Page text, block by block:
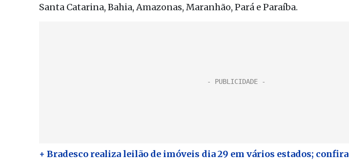
Santa Catarina, Bahia, Amazonas, Maranhão, Pará e Paraíba.
+ Bradesco realiza leilão de imóveis dia 29 em vários estados; confira